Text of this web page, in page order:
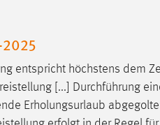
entspricht höchstens dem
[...] Durchführung
Erholungsurlaub